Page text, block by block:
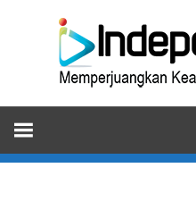
Memperjuangkan
Keadilan
dan